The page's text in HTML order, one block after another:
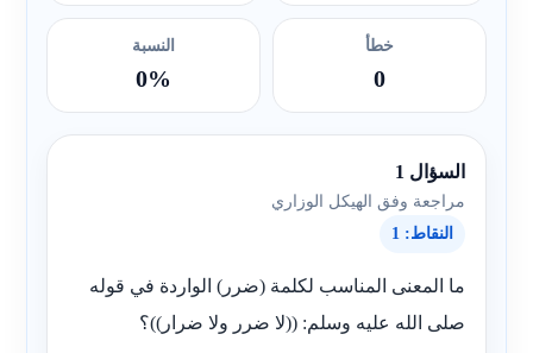
خطأ
0
النسبة
0%
السؤال 1
مراجعة وفق الهيكل الوزاري
النقاط: 1
ما المعنى المناسب لكلمة (ضرر) الواردة في قوله
صلى الله عليه وسلم: ((لا ضرر ولا ضرار))؟